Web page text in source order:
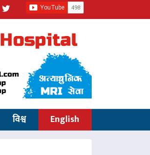
विश्व English